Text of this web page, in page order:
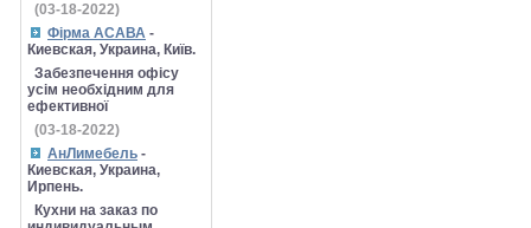
(03-18-2022)
Фірма АСАВА -
Киевская, Украина, Київ.
Забезпечення офісу
усім необхідним для
ефективної
(03-18-2022)
АнЛимебель -
Киевская, Украина,
Ирпень.
Кухни на заказ по